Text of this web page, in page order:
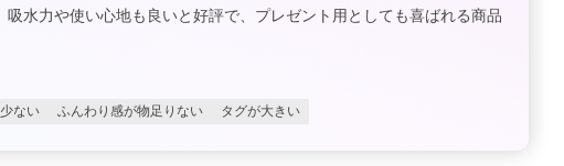
水力や使い心地も良いと好評で、プレゼント用としても喜ばれる商品
ない ふんわり感が物足りない タグが大きい